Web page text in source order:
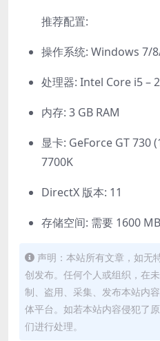
推荐配置:
操作系统: Windows 7/
处理器: Intel Core i5 –
内存: 3 GB RAM
显卡: GeForce GT 730
7700K
DirectX 版本: 11
存储空间: 需要 1600
声明：本站所有文章，如无
创发布。任何个人或组织，在
制、盗用、采集、发布本站内
体平台。如若本站内容侵犯了
们进行处理。